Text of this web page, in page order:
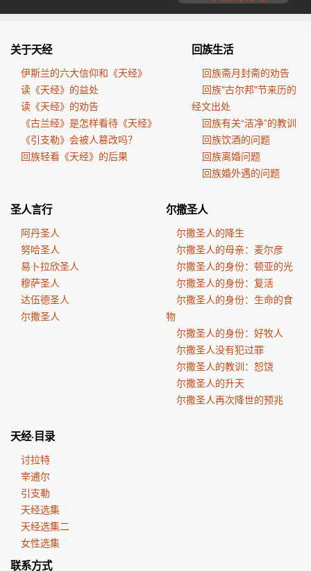
关于天经
伊斯兰的六大信仰和《天经》
读《天经》的益处
读《天经》的劝告
《古兰经》是怎样看待《天经》
《引支勒》会被人篡改吗？
回族轻看《天经》的后果
回族生活
回族斋月封斋的劝告
回族"古尔邦"节来历的
经文出处
回族有关“洁净”的教训
回族饮酒的问题
回族离婚问题
回族婚外遇的问题
圣人言行
阿丹圣人
努哈圣人
易卜拉欣圣人
穆萨圣人
达伍德圣人
尔撒圣人
尔撒圣人
尔撒圣人的降生
尔撒圣人的母亲：麦尔彦
尔撒圣人的身份：顿亚的光
尔撒圣人的身份：复活
尔撒圣人的身份：生命的食
物
尔撒圣人的身份：好牧人
尔撒圣人没有犯过罪
尔撒圣人的教训：恕饶
尔撒圣人的升天
尔撒圣人再次降世的预兆
天经·目录
讨拉特
宰逋尔
引支勒
天经选集
天经选集二
女性选集
联系方式